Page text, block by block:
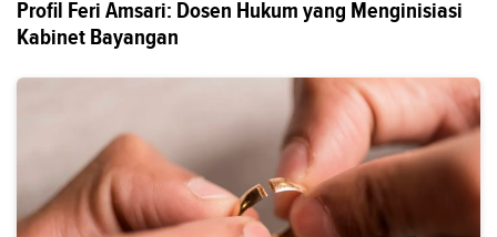
Profil Feri Amsari: Dosen Hukum yang Menginisiasi
Kabinet Bayangan